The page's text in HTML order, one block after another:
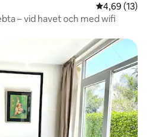
4,69 av 5 i
4,69 (13)
– vid havet och med wifi